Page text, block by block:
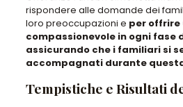
rispondere alle domande dei
loro preoccupazioni e per offrire
compassionevole in ogni fase
assicurando che i familiari si
accompagnati durante
Tempistiche e Risultati